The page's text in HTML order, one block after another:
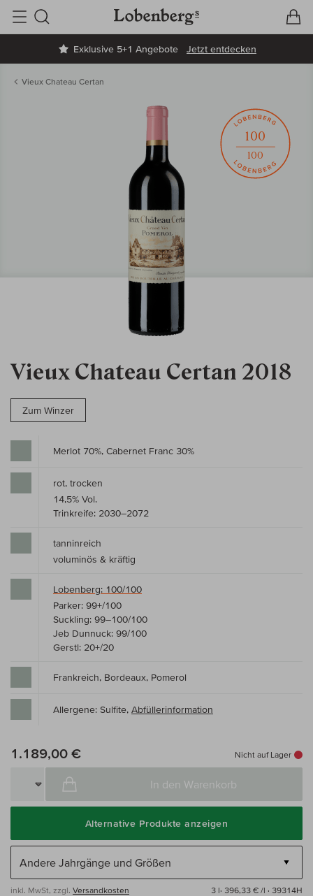
Exklusive 5+1 Angebote Jetzt entdecken
Suche
Vieux Chateau Certan
Vieux Chateau Certan 2018
Zum Winzer
100
100
Merlot 70%, Cabernet Franc 30%
rot, trocken
14,5% Vol.
Trinkreife: 2030–2072
tanninreich
voluminös & kräftig
Lobenberg: 100/100
Parker: 99+/100
Suckling: 99–100/100
Jeb Dunnuck: 99/100
Gerstl: 20+/20
Frankreich, Bordeaux, Pomerol
Allergene: Sulfite, Abfüllerinformation
1.189,00 € Nicht auf Lager
In den Warenkorb
Alternative Produkte anzeigen
inkl. MwSt, zzgl. Versandkosten 3 l· 396,33 € /l · 39314H